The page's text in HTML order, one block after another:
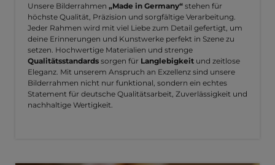
Unsere Bilderrahmen „Made in Germany“ stehen für
höchste Qualität, Präzision und sorgfältige Verarbeitung.
Jeder Rahmen wird mit viel Liebe zum Detail gefertigt, um
deine Erinnerungen und Kunstwerke perfekt in Szene zu
setzen. Hochwertige Materialien und strenge
Qualitätsstandards sorgen für Langlebigkeit und zeitlose
Eleganz. Mit unserem Anspruch an Exzellenz sind unsere
Bilderrahmen nicht nur funktional, sondern ein echtes
Statement für deutsche Qualitätsarbeit, Zuverlässigkeit und
nachhaltige Wertigkeit.